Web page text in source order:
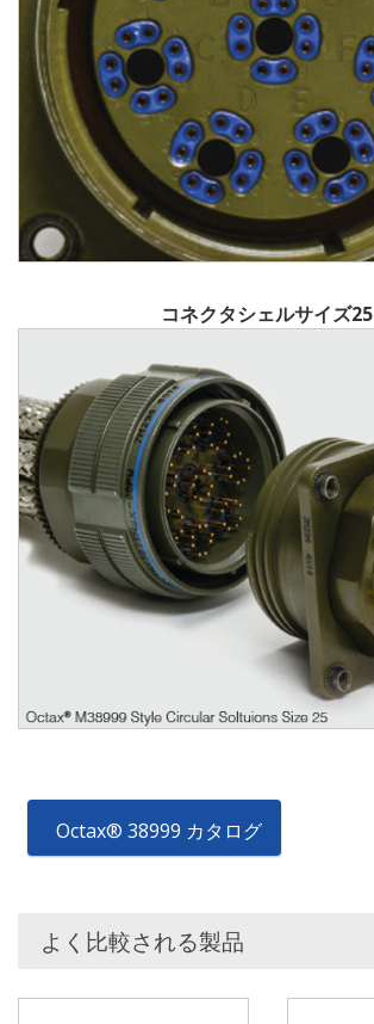
コネクタシェルサイズ25
Octax® 38999 カタログ
よく比較される製品